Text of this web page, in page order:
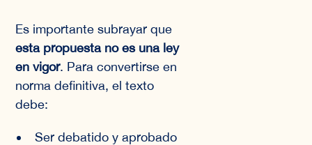
Es importante subrayar que
esta propuesta no es una ley
en vigor. Para convertirse en
norma definitiva, el texto
debe:
Ser debatido y aprobado